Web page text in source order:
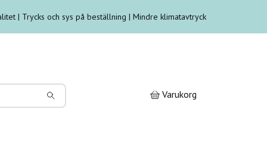
| Trycks och sys på beställning | Mindre klimatavtryck
Varukorg